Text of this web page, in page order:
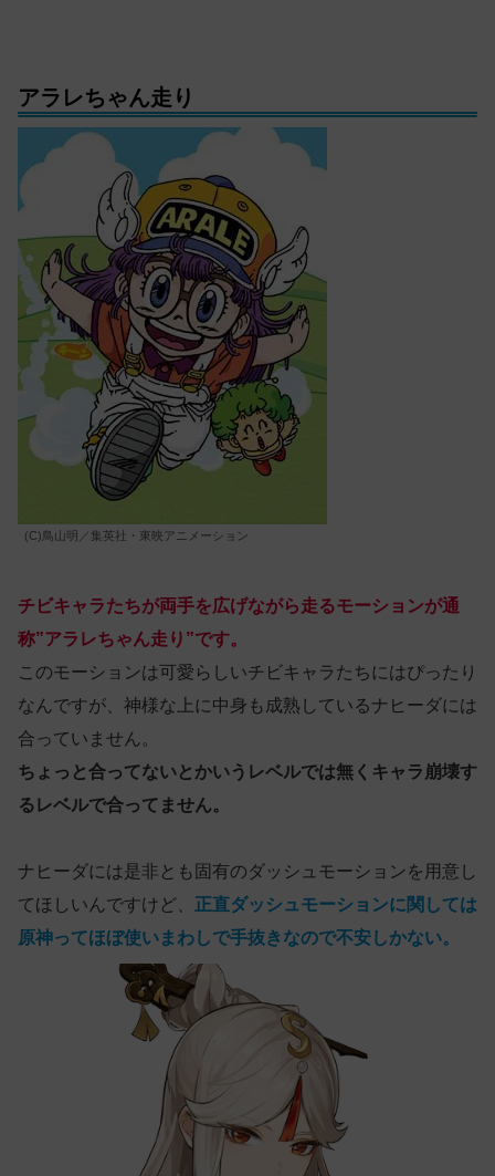
アラレちゃん走り
(C)鳥山明／集英社・東映アニメーション
チビキャラたちが両手を広げながら走るモーションが通
称”アラレちゃん走り”です。
このモーションは可愛らしいチビキャラたちにはぴったり
なんですが、神様な上に中身も成熟しているナヒーダには
合っていません。
ちょっと合ってないとかいうレベルでは無くキャラ崩壊す
るレベルで合ってません。
ナヒーダには是非とも固有のダッシュモーションを用意し
てほしいんですけど、 正直ダッシュモーションに関しては
原神ってほぼ使いまわしで手抜きなので不安しかない。